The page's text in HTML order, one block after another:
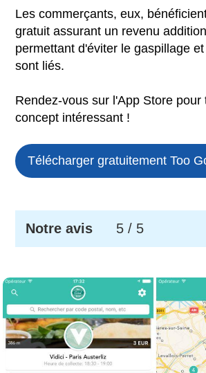
Les commerçants, eux,
gratuit assurant un revenu
permettant d'éviter le gaspillage
sont liés.
Rendez-vous sur l'App Store pour
concept intéressant !
Télécharger gratuitementToo
Notre avis 5 / 5